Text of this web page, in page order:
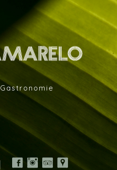
Gastronomie